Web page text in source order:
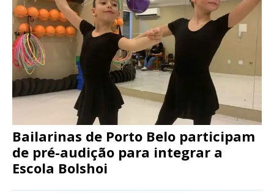
Bailarinas de Porto Belo participam
de pré-audição para integrar a
Escola Bolshoi